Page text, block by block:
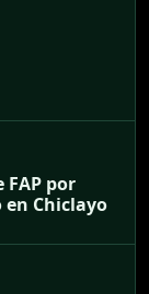
por
Chiclayo